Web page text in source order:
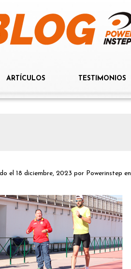
ARTÍCULOS TESTIMONIOS
el 18 diciembre, 2023 por Powerinstep en